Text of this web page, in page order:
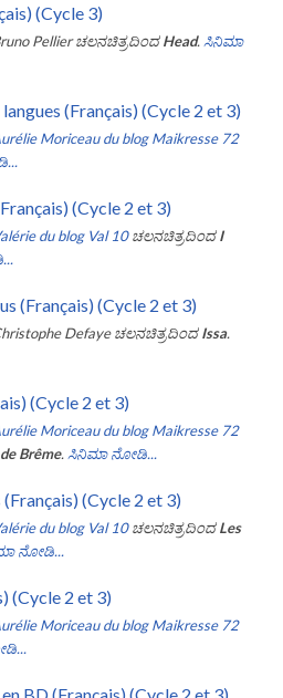
(Cycle 3)
Pellier ಚಲನಚಿತ್ರದಿಂದ Head. ಸಿನಿಮಾ
(Français) (Cycle 2 et 3)
Moriceau du blog Maikresse 72
(Cycle 2 et 3)
du blog Val 10 ಚಲನಚಿತ್ರದಿಂದ I
(Français) (Cycle 2 et 3)
Defaye ಚಲನಚಿತ್ರದಿಂದ Issa.
(Cycle 2 et 3)
Moriceau du blog Maikresse 72
Brême. ಸಿನಿಮಾ ನೋಡಿ...
(Cycle 2 et 3)
du blog Val 10 ಚಲನಚಿತ್ರದಿಂದ Les
ನೋಡಿ...
(Cycle 2 et 3)
Moriceau du blog Maikresse 72